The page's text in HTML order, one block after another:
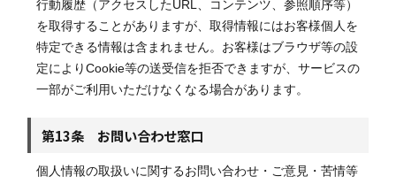
行動履歴（アクセスしたURL、コンテンツ、参照順序等）
を取得することがありますが、取得情報にはお客様個人を
特定できる情報は含まれません。お客様はブラウザ等の設
定によりCookie等の送受信を拒否できますが、サービスの
一部がご利用いただけなくなる場合があります。
第13条 お問い合わせ窓口
個人情報の取扱いに関するお問い合わせ・ご意見・苦情等